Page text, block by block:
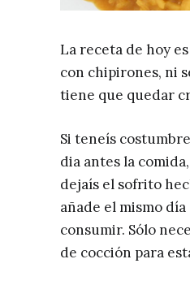
La receta de hoy
con chipirones, ni
tiene que quedar
Si teneís
dia antes la
dejaís el sofrito
añade el mismo día
consumir. Sólo
de cocción para